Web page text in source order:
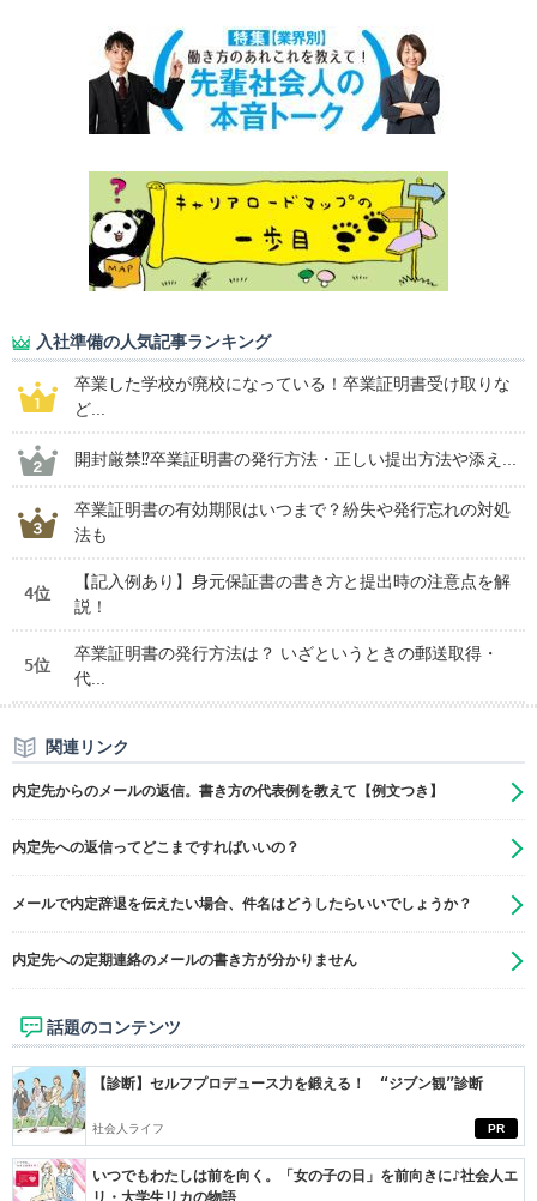
入社準備の人気記事ランキング
卒業した学校が廃校になっている！卒業証明書受け取りな
ど...
開封厳禁⁉卒業証明書の発行方法・正しい提出方法や添え...
卒業証明書の有効期限はいつまで？紛失や発行忘れの対処
法も
4位
【記入例あり】身元保証書の書き方と提出時の注意点を解
説！
5位
卒業証明書の発行方法は？ いざというときの郵送取得・
代...
関連リンク
内定先からのメールの返信。書き方の代表例を教えて【例文つき】
内定先への返信ってどこまですればいいの？
メールで内定辞退を伝えたい場合、件名はどうしたらいいでしょうか？
内定先への定期連絡のメールの書き方が分かりません
話題のコンテンツ
PR
【診断】セルフプロデュース力を鍛える！ “ジブン観”診断
社会人ライフ
いつでもわたしは前を向く。「女の子の日」を前向きに♪社会人エ